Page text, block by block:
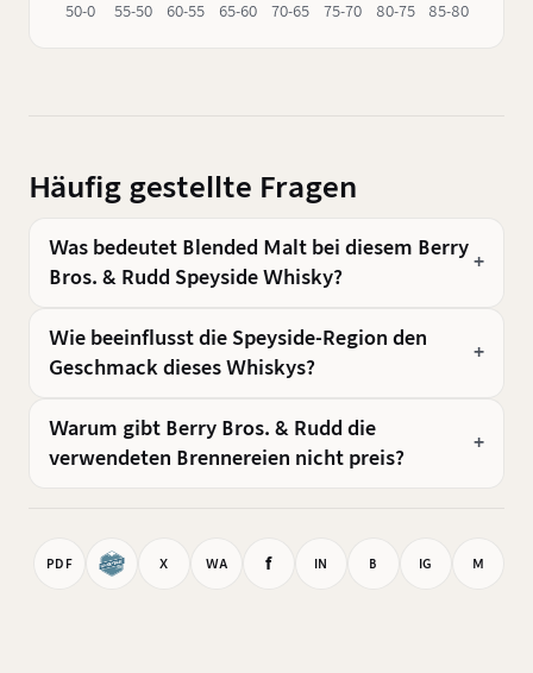
50-0 55-50 60-55 65-60 70-65 75-70 80-75 85-80
Häufig gestellte Fragen
Was bedeutet Blended Malt bei diesem Berry
Bros. & Rudd Speyside Whisky?
Wie beeinflusst die Speyside-Region den
Geschmack dieses Whiskys?
Warum gibt Berry Bros. & Rudd die
verwendeten Brennereien nicht preis?
PDF X WA f IN B IG M